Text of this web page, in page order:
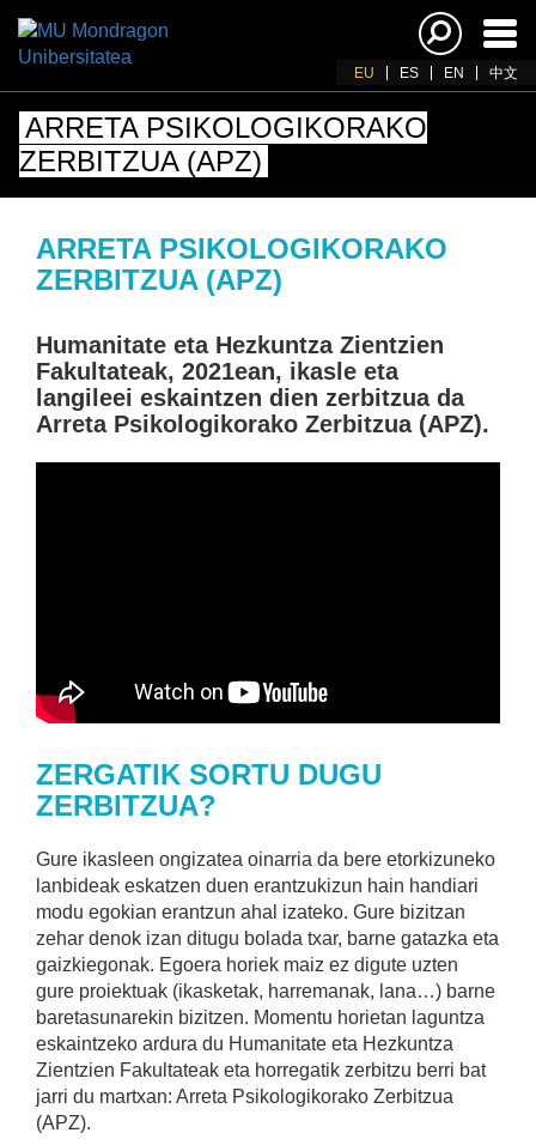
EU ES EN 中文
ARRETA PSIKOLOGIKORAKO
ZERBITZUA (APZ)
ARRETA PSIKOLOGIKORAKO
ZERBITZUA (APZ)
Humanitate eta Hezkuntza Zientzien
Fakultateak, 2021ean, ikasle eta
langileei eskaintzen dien zerbitzua da
Arreta Psikologikorako Zerbitzua (APZ).
ZERGATIK SORTU DUGU
ZERBITZUA?
Gure ikasleen ongizatea oinarria da bere etorkizuneko
lanbideak eskatzen duen erantzukizun hain handiari
modu egokian erantzun ahal izateko. Gure bizitzan
zehar denok izan ditugu bolada txar, barne gatazka eta
gaizkiegonak. Egoera horiek maiz ez digute uzten
gure proiektuak (ikasketak, harremanak, lana…) barne
baretasunarekin bizitzen. Momentu horietan laguntza
eskaintzeko ardura du Humanitate eta Hezkuntza
Zientzien Fakultateak eta horregatik zerbitzu berri bat
jarri du martxan: Arreta Psikologikorako Zerbitzua
(APZ).